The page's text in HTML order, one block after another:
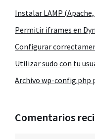
Instalar LAMP (Apache,
Permitir iframes en
Configurar
Utilizar sudo con tu
Archivo wp-config.php
Comentarios